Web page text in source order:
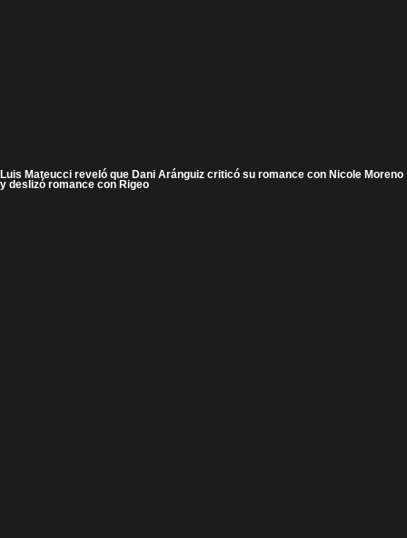
Luis Mateucci reveló que Dani Aránguiz criticó su romance con Nicole Moreno
y deslizó romance con Rigeo